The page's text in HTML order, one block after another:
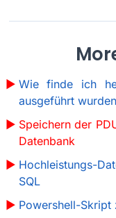
Wie finde ich
ausgeführt
Speichern der
Datenbank
Hochleistungs-
SQL
Powershell-Skript